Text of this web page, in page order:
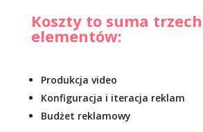
Koszty to suma trzech
elementów:
Produkcja video
Konfiguracja i iteracja reklam
Budżet reklamowy